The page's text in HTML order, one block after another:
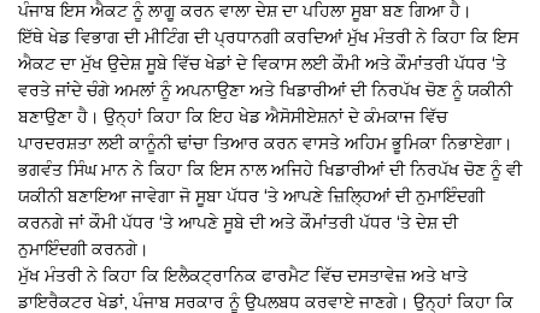
ਪੰਜਾਬ ਇਸ ਐਕਟ ਨੂੰ ਲਾਗੂ ਕਰਨ ਵਾਲਾ ਦੇਸ਼ ਦਾ ਪਹਿਲਾ ਸੂਬਾ ਬਣ ਗਿਆ ਹੈ।
ਇੱਥੇ ਖੇਡ ਵਿਭਾਗ ਦੀ ਮੀਟਿੰਗ ਦੀ ਪ੍ਰਧਾਨਗੀ ਕਰਦਿਆਂ ਮੁੱਖ ਮੰਤਰੀ ਨੇ ਕਿਹਾ ਕਿ ਇਸ
ਐਕਟ ਦਾ ਮੁੱਖ ਉਦੇਸ਼ ਸੂਬੇ ਵਿੱਚ ਖੇਡਾਂ ਦੇ ਵਿਕਾਸ ਲਈ ਕੌਮੀ ਅਤੇ ਕੌਮਾਂਤਰੀ ਪੱਧਰ ‘ਤੇ
ਵਰਤੇ ਜਾਂਦੇ ਚੰਗੇ ਅਮਲਾਂ ਨੂੰ ਅਪਨਾਉਣਾ ਅਤੇ ਖਿਡਾਰੀਆਂ ਦੀ ਨਿਰਪੱਖ ਚੋਣ ਨੂੰ ਯਕੀਨੀ
ਬਣਾਉਣਾ ਹੈ। ਉਨ੍ਹਾਂ ਕਿਹਾ ਕਿ ਇਹ ਖੇਡ ਐਸੋਸੀਏਸ਼ਨਾਂ ਦੇ ਕੰਮਕਾਜ ਵਿੱਚ
ਪਾਰਦਰਸ਼ਤਾ ਲਈ ਕਾਨੂੰਨੀ ਢਾਂਚਾ ਤਿਆਰ ਕਰਨ ਵਾਸਤੇ ਅਹਿਮ ਭੂਮਿਕਾ ਨਿਭਾਏਗਾ।
ਭਗਵੰਤ ਸਿੰਘ ਮਾਨ ਨੇ ਕਿਹਾ ਕਿ ਇਸ ਨਾਲ ਅਜਿਹੇ ਖਿਡਾਰੀਆਂ ਦੀ ਨਿਰਪੱਖ ਚੋਣ ਨੂੰ ਵੀ
ਯਕੀਨੀ ਬਣਾਇਆ ਜਾਵੇਗਾ ਜੋ ਸੂਬਾ ਪੱਧਰ ‘ਤੇ ਆਪਣੇ ਜ਼ਿਲ੍ਹਿਆਂ ਦੀ ਨੁਮਾਇੰਦਗੀ
ਕਰਨਗੇ ਜਾਂ ਕੌਮੀ ਪੱਧਰ ‘ਤੇ ਆਪਣੇ ਸੂਬੇ ਦੀ ਅਤੇ ਕੌਮਾਂਤਰੀ ਪੱਧਰ ‘ਤੇ ਦੇਸ਼ ਦੀ
ਨੁਮਾਇੰਦਗੀ ਕਰਨਗੇ।
ਮੁੱਖ ਮੰਤਰੀ ਨੇ ਕਿਹਾ ਕਿ ਇਲੈਕਟ੍ਰਾਨਿਕ ਫਾਰਮੈਟ ਵਿੱਚ ਦਸਤਾਵੇਜ਼ ਅਤੇ ਖਾਤੇ
ਡਾਇਰੈਕਟਰ ਖੇਡਾਂ, ਪੰਜਾਬ ਸਰਕਾਰ ਨੂੰ ਉਪਲਬਧ ਕਰਵਾਏ ਜਾਣਗੇ। ਉਨ੍ਹਾਂ ਕਿਹਾ ਕਿ